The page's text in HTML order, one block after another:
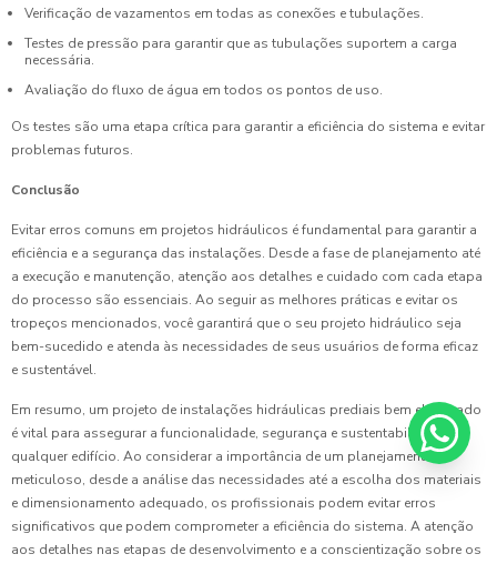
Verificação de vazamentos em todas as conexões e tubulações.
Testes de pressão para garantir que as tubulações suportem a carga
necessária.
Avaliação do fluxo de água em todos os pontos de uso.
Os testes são uma etapa crítica para garantir a eficiência do sistema e evitar
problemas futuros.
Conclusão
Evitar erros comuns em projetos hidráulicos é fundamental para garantir a
eficiência e a segurança das instalações. Desde a fase de planejamento até
a execução e manutenção, atenção aos detalhes e cuidado com cada etapa
do processo são essenciais. Ao seguir as melhores práticas e evitar os
tropeços mencionados, você garantirá que o seu projeto hidráulico seja
bem-sucedido e atenda às necessidades de seus usuários de forma eficaz
e sustentável.
Em resumo, um projeto de instalações hidráulicas prediais bem elaborado
é vital para assegurar a funcionalidade, segurança e sustentabilidade de
qualquer edifício. Ao considerar a importância de um planejamento
meticuloso, desde a análise das necessidades até a escolha dos materiais
e dimensionamento adequado, os profissionais podem evitar erros
significativos que podem comprometer a eficiência do sistema. A atenção
aos detalhes nas etapas de desenvolvimento e a conscientização sobre os